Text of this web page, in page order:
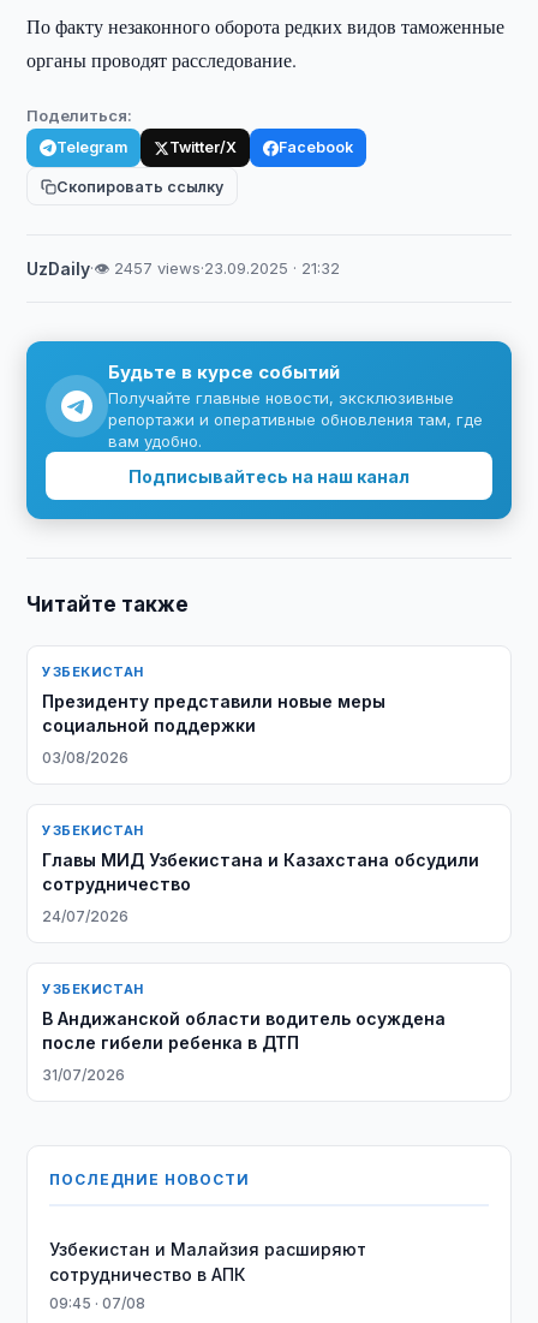
По факту незаконного оборота редких видов таможенные
органы проводят расследование.
Поделиться:
Telegram Twitter/X Facebook
Скопировать ссылку
UzDaily·👁 2457 views·23.09.2025 · 21:32
Будьте в курсе событий
Получайте главные новости, эксклюзивные
репортажи и оперативные обновления там, где
вам удобно.
Подписывайтесь на наш канал
Читайте также
УЗБЕКИСТАН
Президенту представили новые меры
социальной поддержки
03/08/2026
УЗБЕКИСТАН
Главы МИД Узбекистана и Казахстана обсудили
сотрудничество
24/07/2026
УЗБЕКИСТАН
В Андижанской области водитель осуждена
после гибели ребенка в ДТП
31/07/2026
ПОСЛЕДНИЕ НОВОСТИ
Узбекистан и Малайзия расширяют
сотрудничество в АПК
09:45 · 07/08